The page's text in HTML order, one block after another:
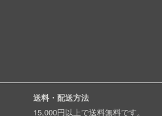
送料・配送方法
15,000円以上で送料無料です。